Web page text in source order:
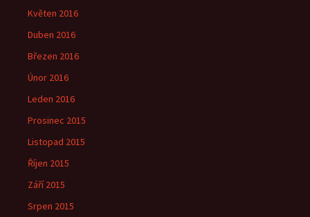
Květen 2016
Duben 2016
Březen 2016
Únor 2016
Leden 2016
Prosinec 2015
Listopad 2015
Říjen 2015
Září 2015
Srpen 2015